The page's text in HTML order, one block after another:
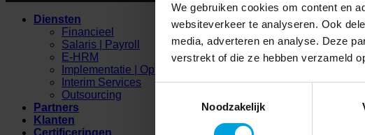
We gebruiken cookies om content en
websiteverkeer te analyseren. Ook
media, adverteren en analyse. Deze
verstrekt of die ze hebben verzameld
Noodzakelijk
Diensten
Financieel
Salaris | Payroll
E-HRM
Implementatie | Optimalisatie
Interim Services
Outsourcing
Partners
Klanten
Certificeringen